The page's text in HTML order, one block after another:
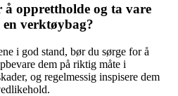
opprettholde og ta vare
verktøybag?
i god stand, bør du sørge for å
dem på riktig måte i
og regelmessig inspisere dem